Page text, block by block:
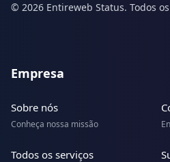
© 2026 Entireweb Status. Todos
Empresa
Sobre nós
Conheça nossa missão
Todos os serviços